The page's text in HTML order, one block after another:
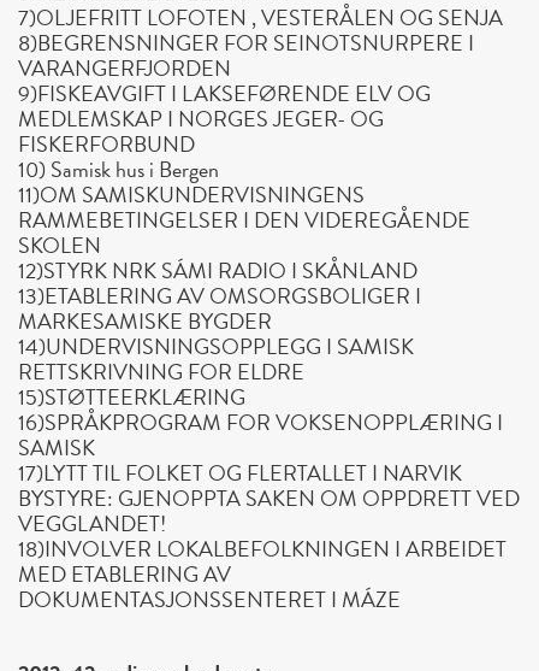
7)OLJEFRITT LOFOTEN , VESTERÅLEN OG SENJA
8)BEGRENSNINGER FOR SEINOTSNURPERE I
VARANGERFJORDEN
9)FISKEAVGIFT I LAKSEFØRENDE ELV OG
MEDLEMSKAP I NORGES JEGER- OG
FISKERFORBUND
10) Samisk hus i Bergen
11)OM SAMISKUNDERVISNINGENS
RAMMEBETINGELSER I DEN VIDEREGÅENDE
SKOLEN
12)STYRK NRK SÁMI RADIO I SKÅNLAND
13)ETABLERING AV OMSORGSBOLIGER I
MARKESAMISKE BYGDER
14)UNDERVISNINGSOPPLEGG I SAMISK
RETTSKRIVNING FOR ELDRE
15)STØTTEERKLÆRING
16)SPRÅKPROGRAM FOR VOKSENOPPLÆRING I
SAMISK
17)LYTT TIL FOLKET OG FLERTALLET I NARVIK
BYSTYRE: GJENOPPTA SAKEN OM OPPDRETT VED
VEGGLANDET!
18)INVOLVER LOKALBEFOLKNINGEN I ARBEIDET
MED ETABLERING AV
DOKUMENTASJONSSENTERET I MÁZE